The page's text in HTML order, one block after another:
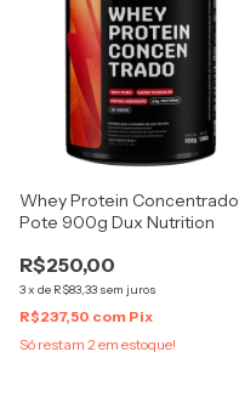
Whey Protein Concentrado
Pote 900g Dux Nutrition
R$250,00
3x de R$83,33 sem juros
R$237,50 com Pix
Só restam 2 em estoque!